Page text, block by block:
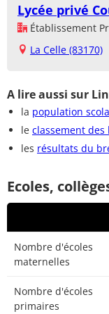
Lycée privé
Établissement
La Celle (83170)
A lire aussi sur
la population
le classement des
les résultats du
Ecoles,
Nombre d'écoles
maternelles
Nombre d'écoles
primaires